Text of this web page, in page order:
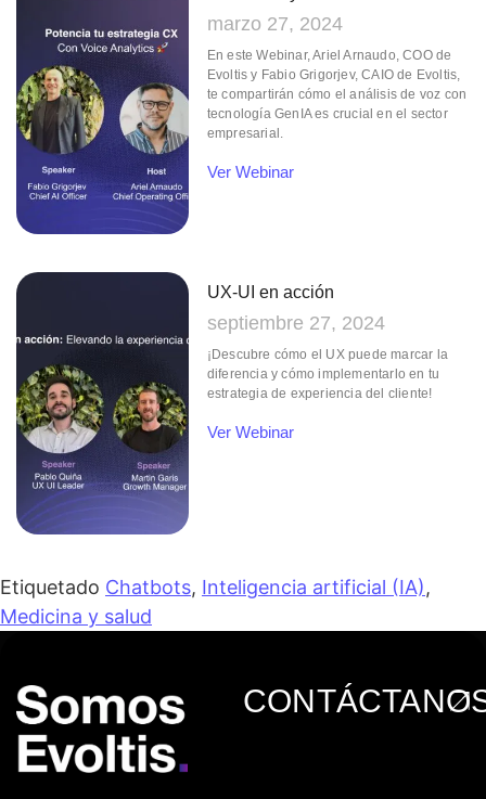
marzo 27, 2024
En este Webinar, Ariel Arnaudo, COO de
Evoltis y Fabio Grigorjev, CAIO de Evoltis,
te compartirán cómo el análisis de voz con
tecnología GenIA es crucial en el sector
empresarial.
Ver Webinar
UX-UI en acción
septiembre 27, 2024
¡Descubre cómo el UX puede marcar la
diferencia y cómo implementarlo en tu
estrategia de experiencia del cliente!
Ver Webinar
Etiquetado Chatbots, Inteligencia artificial (IA),
Medicina y salud